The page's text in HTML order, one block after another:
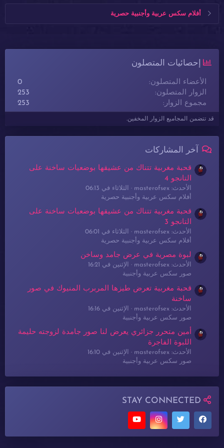
أفلام سكس عربية وأجنبية حصرية
إحصائيات المتصلون
الأعضاء المتصلون
0
الزوار المتصلون
253
مجموع الزوار
253
قد تتضمن المجاميع الزوار المخفين.
آخر المشاركات
قحبة مغربية تتناك من عشيقها بوضعيات ساخنة على
التانجو 4
الأحدث: masterofsex
الثلاثاء في 06:13
أفلام سكس عربية وأجنبية حصرية
قحبة مغربية تتناك من عشيقها بوضعيات ساخنة على
التانجو 3
الأحدث: masterofsex
الثلاثاء في 06:01
أفلام سكس عربية وأجنبية حصرية
لبوة مصرية في عرض جامد وساخن
الأحدث: masterofsex
الإثنين في 16:21
صور سكس عربية وأجنبية
قحبة مغربية تعرض طيزها المربرب المنيوك في صور
ساخنة
الأحدث: masterofsex
الإثنين في 16:16
صور سكس عربية وأجنبية
أمين متحرر جزائري يعرض لنا صور جامدة لزوجته حليمة
اللبوة الفاجرة
الأحدث: masterofsex
الإثنين في 16:10
صور سكس عربية وأجنبية
STAY CONNECTED